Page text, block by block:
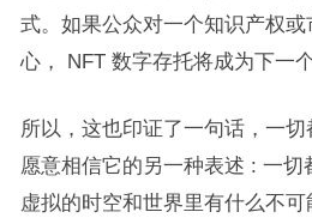
式。如果公众对一个知识产权或
心， NFT 数字存托将成为下一个
所以，这也印证了一句话，一
愿意相信它的另一种表述 : 一切
虚拟的时空和世界里有什么不可